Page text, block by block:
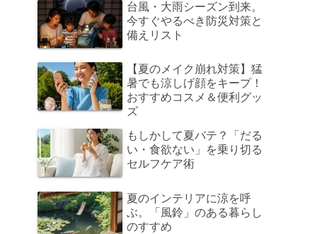
台風・大雨シーズン到来。
今すぐやるべき防災対策と
備えリスト
【夏のメイク崩れ対策】猛
暑でも涼しげ顔をキープ！
おすすめコスメ＆便利グッ
ズ
もしかして夏バテ？「だる
い・食欲ない」を乗り切る
セルフケア術
夏のインテリアに涼を呼
ぶ。「風鈴」のある暮らし
のすすめ